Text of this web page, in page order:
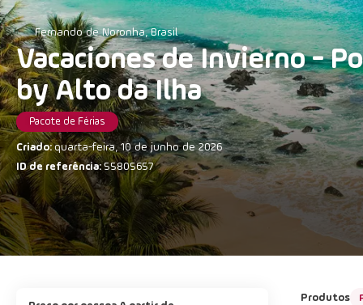
Fernando de Noronha, Brasil
Vacaciones de Invierno -
by Alto da Ilha
Pacote de Férias
Criado:quarta-feira, 10 de junho de 2026
ID de referência: 55805657
Produtos